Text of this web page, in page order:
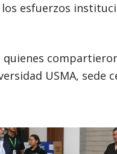
esfuerzos
USMA, sede